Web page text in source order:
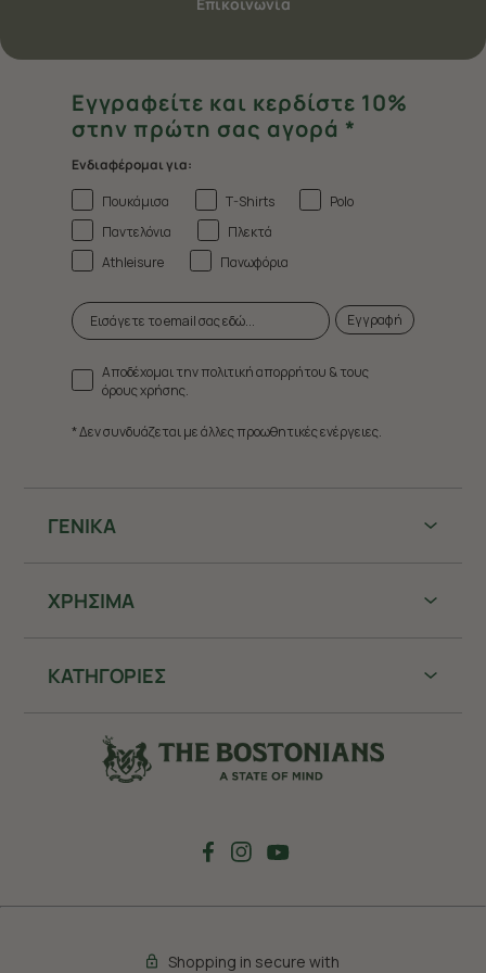
Επικοινωνία
ΓΕΝΙΚΑ
ΧΡHΣΙΜΑ
ΚΑΤΗΓΟΡΙΕΣ
Εγγραφείτε και κερδίστε 10%
στην πρώτη σας αγορά *
Ενδιαφέρομαι για:
Πουκάμισα
T-Shirts
Polo
Παντελόνια
Πλεκτά
Athleisure
Πανωφόρια
Εγγραφή
Αποδέχομαι την πολιτική απορρήτου & τους
όρους χρήσης.
* Δεν συνδυάζεται με άλλες προωθητικές ενέργειες.
Shopping in secure with